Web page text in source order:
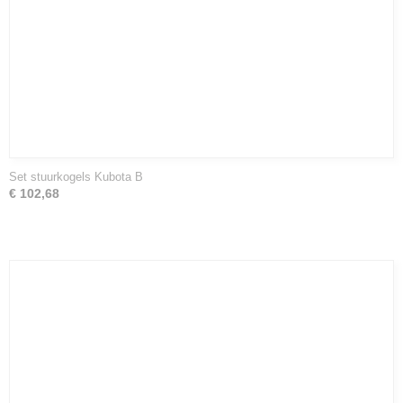
Set stuurkogels Kubota B
€ 102,68